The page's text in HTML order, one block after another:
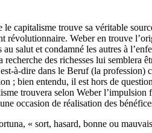
capitalisme trouve sa véritable
Weber en trouve
salut et condamné les autres à
des richesses lui semblera
à-dire dans le Beruf (la profession)
; bien entendu, il est hors de
trouvera selon Weber
occasion de réalisation des
« sort, hasard, bonne ou